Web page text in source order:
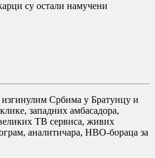
су остали намучени
Србима у Братунцу и
западних амбасадора,
ТВ сервиса, живих
аналитичара, НВО-бораца за